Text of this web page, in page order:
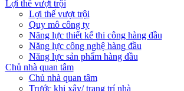
Lợi thế vượt trội
Lợi thế vượt trội
Quy mô công ty
Năng lực thiết kế thi công hàng đầu
Năng lực công nghệ hàng đầu
Năng lực sản phẩm hàng đầu
Chủ nhà quan tâm
Chủ nhà quan tâm
Trước khi xây/ trang trí nhà